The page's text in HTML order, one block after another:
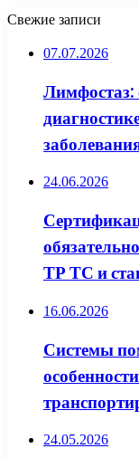
Свежие записи
07.07.2026
Лимфостаз:
24.06.2026
ТР ТС и
16.06.2026
Системы
24.05.2026